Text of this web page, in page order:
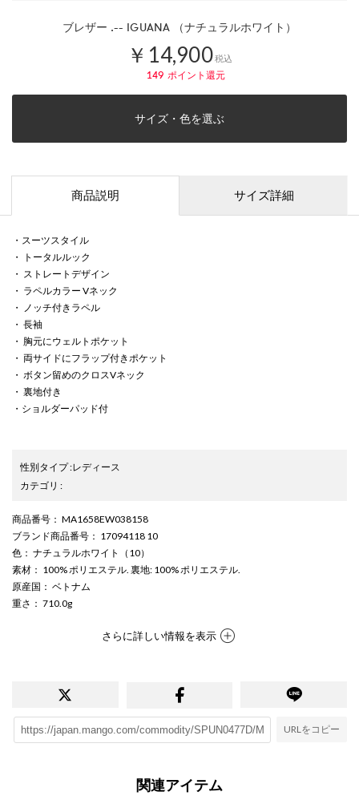
ブレザー .-- IGUANA （ナチュラルホワイト）
￥14,900税込
149 ポイント還元
サイズ・色を選ぶ
商品説明 サイズ詳細
・スーツスタイル
・ トータルルック
・ ストレートデザイン
・ ラペルカラー Vネック
・ ノッチ付きラペル
・ 長袖
・ 胸元にウェルトポケット
・ 両サイドにフラップ付きポケット
・ ボタン留めのクロスVネック
・ 裏地付き
・ショルダーパッド付
性別タイプ:レディース
カテゴリ :
商品番号 ： MA1658EW038158
ブランド商品番号 ： 17094118 10
色 ： ナチュラルホワイト（10）
素材 ： 100% ポリエステル. 裏地: 100% ポリエステル.
原産国 ： ベトナム
重さ ： 710.0g
さらに詳しい情報を表示
URLをコピー
関連アイテム